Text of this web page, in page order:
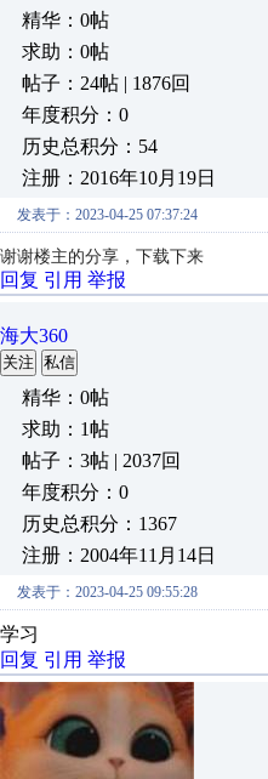
精华：0帖
求助：0帖
帖子：24帖 | 1876回
年度积分：0
历史总积分：54
注册：2016年10月19日
发表于：2023-04-25 07:37:24
谢谢楼主的分享，下载下来
回复 引用 举报
海大360
关注 私信
精华：0帖
求助：1帖
帖子：3帖 | 2037回
年度积分：0
历史总积分：1367
注册：2004年11月14日
发表于：2023-04-25 09:55:28
学习
回复 引用 举报